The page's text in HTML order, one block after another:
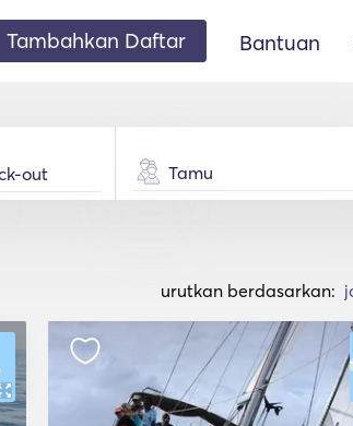
Tambahkan Daftar Bantuan
Tamu
urutkan berdasarkan: